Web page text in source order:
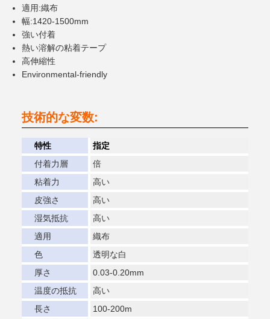
適用:織布
幅:1420-1500mm
強い付着
熱い溶解の粘着テープ
高伸縮性
Environmental-friendly
技術的な変数:
特性
指定
付着力層
倍
粘着力
高い
皮強さ
高い
湿気抵抗
高い
適用
織布
色
透明な白
厚さ
0.03-0.20mm
温度の抵抗
高い
長さ
100-200m